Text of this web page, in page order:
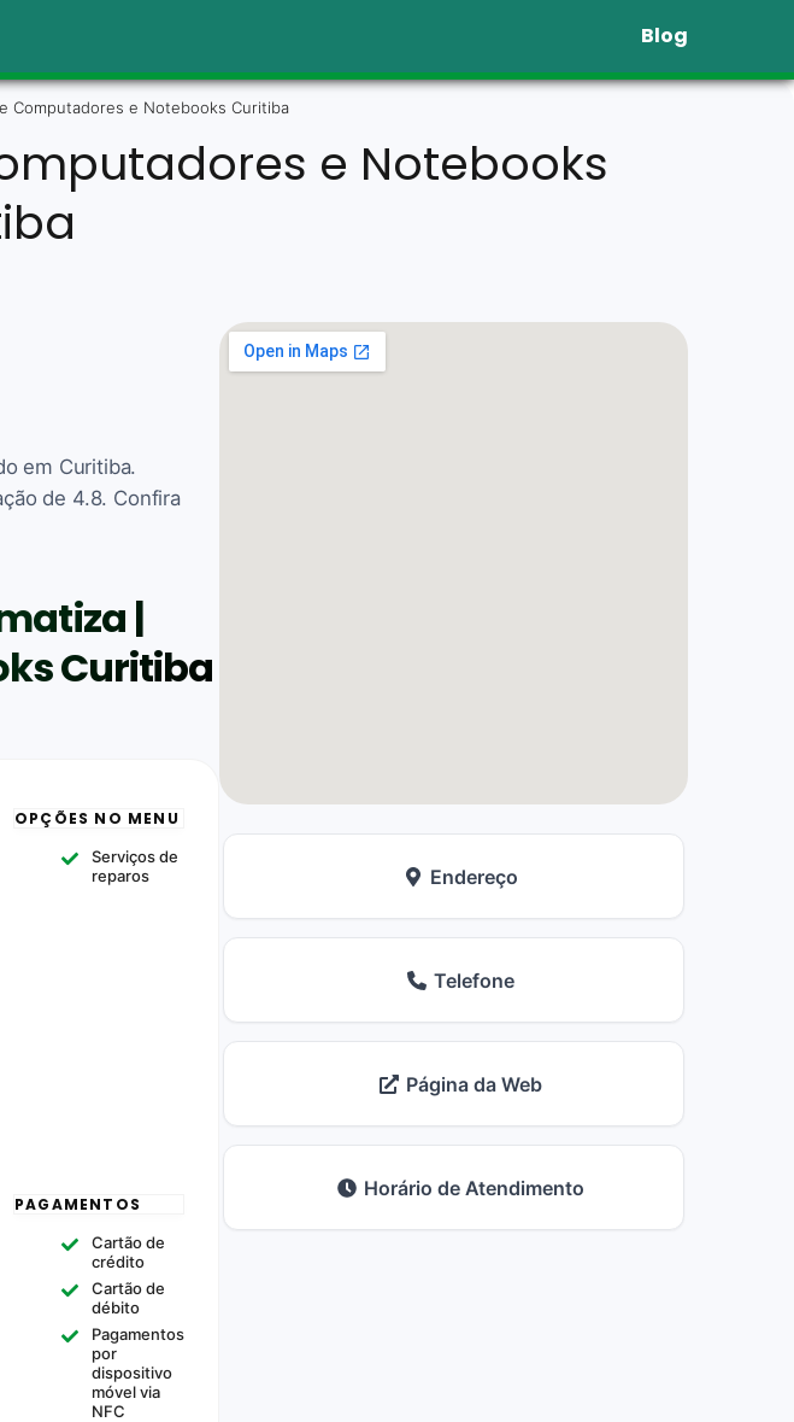
Blog
Computadores e Notebooks Curitiba
e Notebooks
em Curitiba.
de 4.8. Confira
|
Curitiba
OPÇÕES NO MENU
Serviços de
reparos
PAGAMENTOS
Cartão de
crédito
Cartão de
débito
Pagamentos
por
dispositivo
móvel via
NFC
Endereço
Telefone
Página da Web
Horário de Atendimento